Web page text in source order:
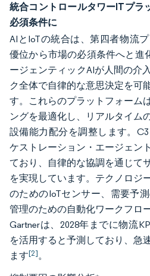
統合コントロールタワーITプラ
必須条件に
AIとIoTの統合は、第四者物流
優位から市場の必須条件へと進
ージェンティックAIが人間の介
ク全体で自律的な意思決定を可
す。これらのプラットフォーム
ングを最適化し、リアルタイム
設備能力配分を調整します。
ケストレーション・エージェン
ており、自律的な協調を通じて
を実現しています。テクノロジ
のためのIoTセンサー、需要予
管理のための自動化ワークフロ
Gartnerは、2028年までに物流
を活用すると予測しており、急
ます[2]。